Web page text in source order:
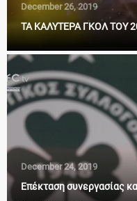
December 26, 2019
ΤΑ ΚΑΛΥΤΕΡΑ ΓΚΟΛ ΤΟΥ
December 24, 2019
Επέκταση συνεργασίας